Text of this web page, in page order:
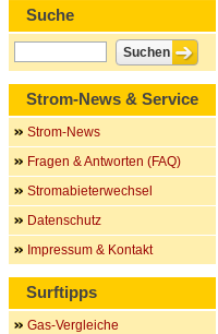
Suche
Strom-News & Service
Strom-News
Fragen & Antworten (FAQ)
Stromabieterwechsel
Datenschutz
Impressum & Kontakt
Surftipps
Gas-Vergleiche